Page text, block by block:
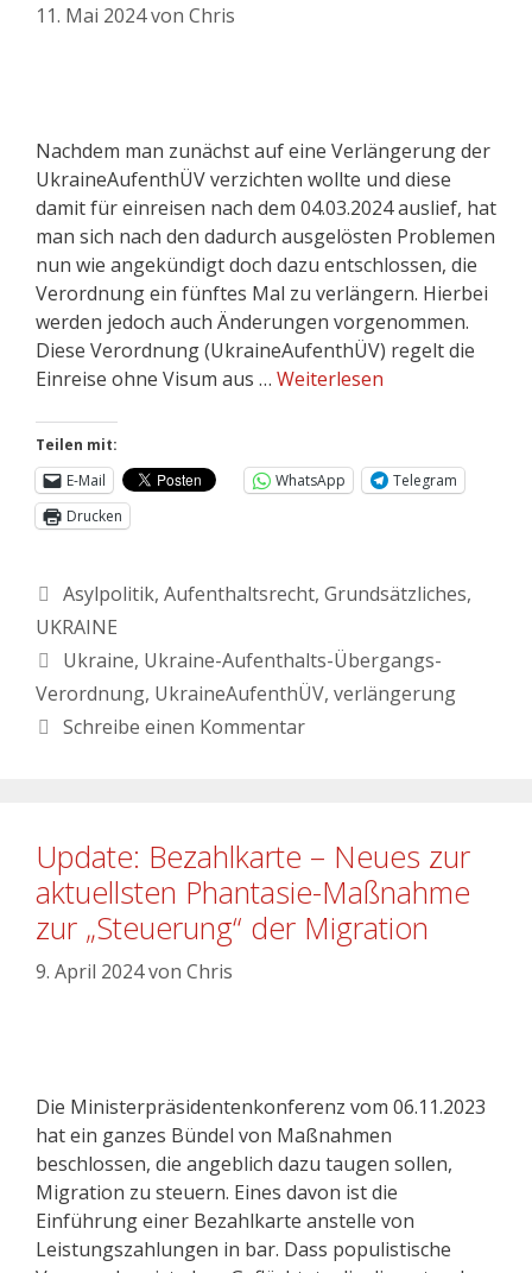
11. Mai 2024von Chris
Nachdem man zunächst auf eine Verlängerung der
UkraineAufenthÜV verzichten wollte und diese
damit für einreisen nach dem 04.03.2024 auslief, hat
man sich nach den dadurch ausgelösten Problemen
nun wie angekündigt doch dazu entschlossen, die
Verordnung ein fünftes Mal zu verlängern. Hierbei
werden jedoch auch Änderungen vorgenommen.
Diese Verordnung (UkraineAufenthÜV) regelt die
Einreise ohne Visum aus … Weiterlesen
Teilen mit:
E-Mail
WhatsApp
Telegram
Drucken
Asylpolitik, Aufenthaltsrecht, Grundsätzliches,
UKRAINE
Ukraine, Ukraine-Aufenthalts-Übergangs-
Verordnung, UkraineAufenthÜV, verlängerung
Schreibe einen Kommentar
Update: Bezahlkarte – Neues zur
aktuellsten Phantasie-Maßnahme
zur „Steuerung“ der Migration
9. April 2024von Chris
Die Ministerpräsidentenkonferenz vom 06.11.2023
hat ein ganzes Bündel von Maßnahmen
beschlossen, die angeblich dazu taugen sollen,
Migration zu steuern. Eines davon ist die
Einführung einer Bezahlkarte anstelle von
Leistungszahlungen in bar. Dass populistische